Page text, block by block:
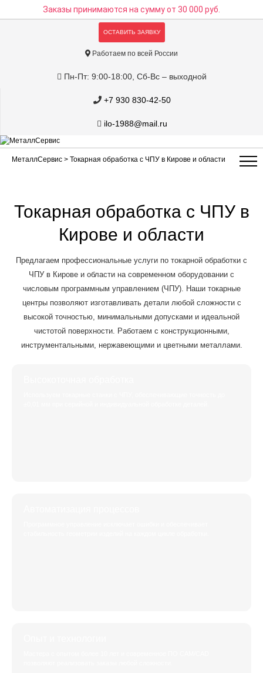
Заказы принимаются на суммуот 30 000 руб.
ОСТАВИТЬ ЗАЯВКУ
Работаем по всей России
Пн-Пт: 9:00-18:00, Сб-Вс – выходной
+7 930 830-42-50
ilo-1988@mail.ru
МеталлСервис > Токарная обработка с ЧПУ в Кирове и области
Токарная обработка с ЧПУ в
Кирове и области
Предлагаем профессиональные услуги по токарной обработки с
ЧПУ в Кирове и области на современном оборудовании с
числовым программным управлением (ЧПУ). Наши токарные
центры позволяют изготавливать детали любой сложности с
высокой точностью, минимальными допусками и идеальной
чистотой поверхности. Работаем с конструкционными,
инструментальными, нержавеющими и цветными металлами.